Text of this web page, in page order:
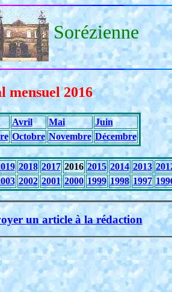
Sorézienne
mensuel 2016
Avril Mai
Juin
Octobre Novembre Décembre
2018 2017 2016 2015 2014 2013
2002 2001 2000 1999 1998 1997
un article à la rédaction